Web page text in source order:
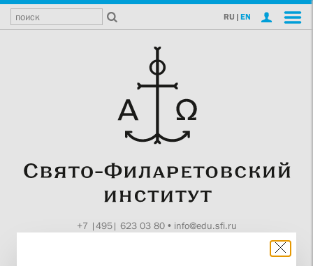
RU | EN
+7 |495| 623 03 80• info@edu.sfi.ru